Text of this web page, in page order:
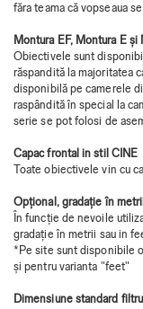
făra teama că vopseaua
Montura EF, Montura E și
Obiectivele sunt
răspandită la majoritatea
disponibilă pe camerele
raspândită în special la
serie se pot folosi de
Capac frontal in stil CINE
Toate obiectivele vin cu
Opțional, gradație în
În funcție de nevoile
gradație în metrii sau in
*Pe site sunt disponibile
și pentru varianta "feet"
Dimensiune standard